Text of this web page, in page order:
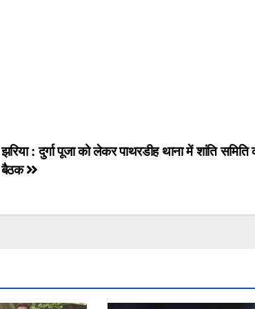
झरिया : दुर्गा पूजा को लेकर पाथरडीह थाना में शांति समिति
बैठक